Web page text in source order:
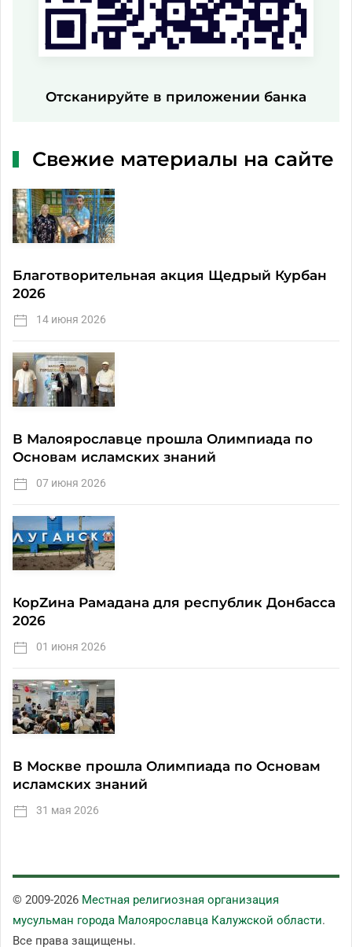
Отсканируйте в приложении банка
Свежие материалы на сайте
Благотворительная акция Щедрый Курбан
2026
14 июня 2026
В Малоярославце прошла Олимпиада по
Основам исламских знаний
07 июня 2026
КорZина Рамадана для республик Донбасса
2026
01 июня 2026
В Москве прошла Олимпиада по Основам
исламских знаний
31 мая 2026
© 2009-2026 Местная религиозная организация
мусульман города Малоярославца Калужской области.
Все права защищены.